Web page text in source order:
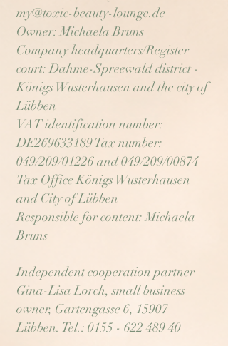
my@toxic-beauty-lounge.de
Owner: Michaela Bruns
Company headquarters/Register
court: Dahme-Spreewald district -
Königs Wusterhausen and the city of
Lübben
VAT identification number:
DE269633189 Tax number:
049/209/01226 and 049/209/00874
Tax Office Königs Wusterhausen
and City of Lübben
Responsible for content: Michaela
Bruns
Independent cooperation partner
Gina-Lisa Lorch, small business
owner, Gartengasse 6, 15907
Lübben. Tel.: 0155 - 622 489 40